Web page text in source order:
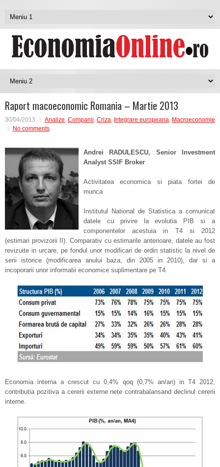
Raport macoeconomic Romania – Martie 2013
30/04/2013 Analize, Companii, Criza, Integrare europeana, Macroeconomie
No comments
Andrei RADULESCU, Senior Investment
Analyst SSIF Broker
Activitatea economica si piata fortei de
munca
Institutul National de Statistica a comunicat
datele cu privire la evolutia PIB si a
componentelor acestuia in T4 si 2012
(estimari provizorii II). Comparativ cu estimarile anterioare, datele au fost
revizuite in urcare, pe fondul unor modificari de ordin statistic la nivel de
serii istorice (modificarea anului baza, din 2005 in 2010), dar si a
incoporarii unor informatii economice suplimentare pe T4.
Economia interna a crescut cu 0,4% qoq (0,7% an/an) in T4 2012,
contributia pozitiva a cererii externe nete contrabalansand declinul cererii
interne.